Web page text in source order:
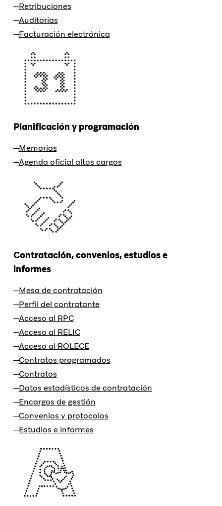
Retribuciones
Auditorias
Facturación electrónica
Planificación y programación
Memorias
Agenda oficial altos cargos
Contratación, convenios, estudios e
informes
Mesa de contratación
Perfil del contratante
Acceso al RPC
Acceso al RELIC
Acceso al ROLECE
Contratos programados
Contratos
Datos estadísticos de contratación
Encargos de gestión
Convenios y protocolos
Estudios e informes